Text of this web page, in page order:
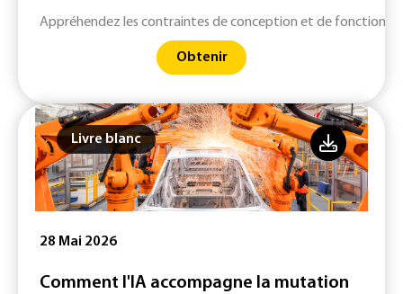
Appréhendez les contraintes de conception et de
Obtenir
Livre blanc
28 Mai 2026
Comment l'IA accompagne la mutation